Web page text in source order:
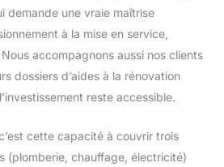
demande une vraie maîtrise
à la mise en service,
accompagnons aussi nos clients
dossiers d’aides à la rénovation
reste accessible.
cette capacité à couvrir trois
(plomberie, chauffage, électricité)